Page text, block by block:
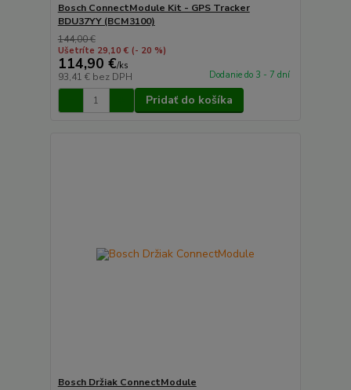
Bosch ConnectModule Kit - GPS Tracker
BDU37YY (BCM3100)
144,00 €
Ušetríte 29,10 € (- 20 %)
114,90 €/ks
93,41 € bez DPH Dodanie do 3 - 7 dní
Pridať do košíka
Bosch Držiak ConnectModule